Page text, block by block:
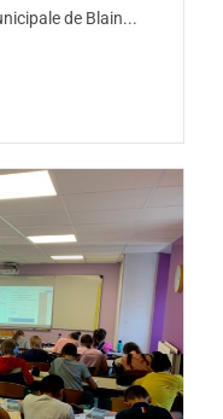
de Blain...